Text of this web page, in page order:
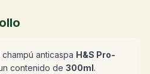
anticaspa H&S Pro-
contenido de 300ml.